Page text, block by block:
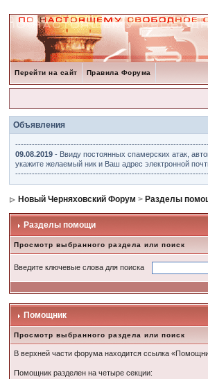
Перейти на сайт Правила Форума
Объявления
09.08.2019 - Ввиду постоянных спамерских атак,
укажите желаемый ник и Ваш адрес электронной
Новый Черняховский Форум > Разделы
Разделы помощи
Просмотр выбранного раздела или поиск
Введите ключевые слова для поиска
Помощник
Просмотр выбранного раздела или поиск
В верхней части форума находится ссылка
Помощник разделен на четыре секции: